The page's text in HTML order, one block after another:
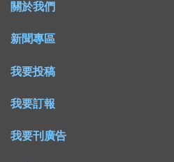
關於我們
新聞專區
我要投稿
我要訂報
我要刊廣告